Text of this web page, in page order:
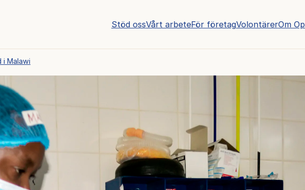
Stöd ossVårt arbeteFör företagVolontärerOm
i Malawi